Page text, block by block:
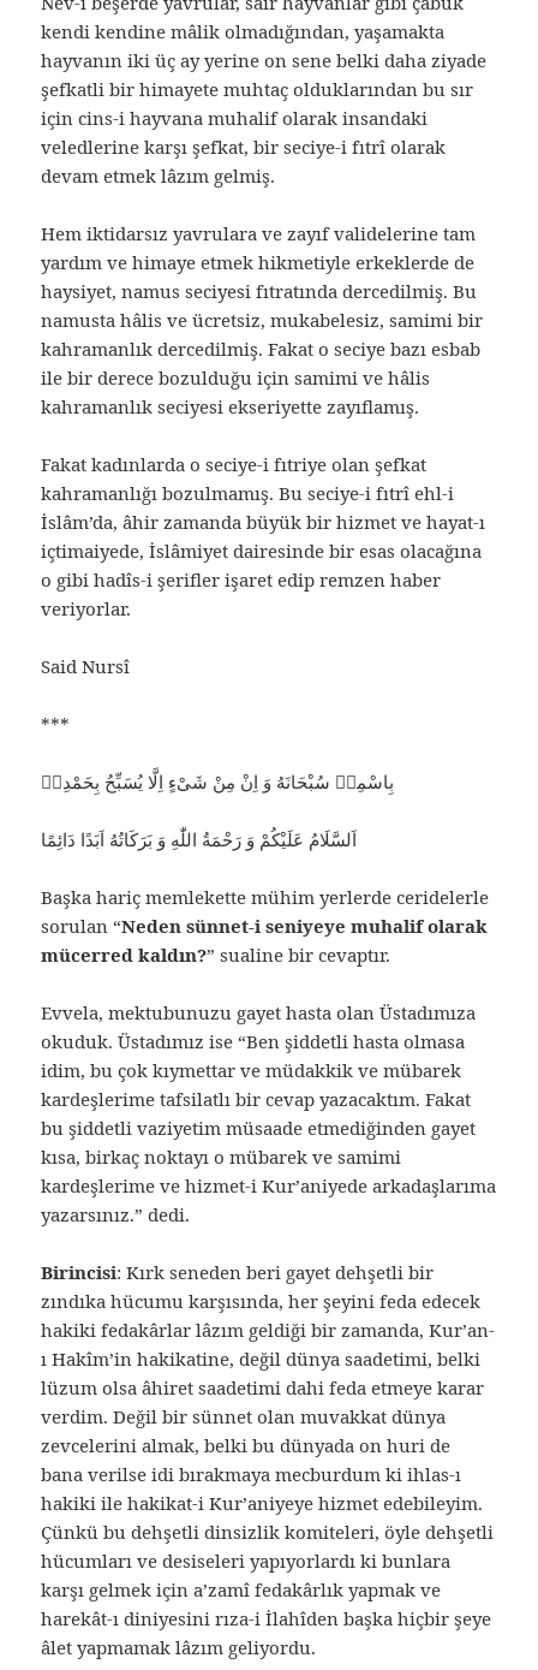
kendi kendine mâlik olmadığından, yaşamakta
hayvanın iki üç ay yerine on sene belki daha ziyade
şefkatli bir himayete muhtaç olduklarından bu sır
için cins-i hayvana muhalif olarak insandaki
veledlerine karşı şefkat, bir seciye-i fıtrî olarak
devam etmek lâzım gelmiş.
Hem iktidarsız yavrulara ve zayıf validelerine tam
yardım ve himaye etmek hikmetiyle erkeklerde de
haysiyet, namus seciyesi fıtratında dercedilmiş. Bu
namusta hâlis ve ücretsiz, mukabelesiz, samimi bir
kahramanlık dercedilmiş. Fakat o seciye bazı esbab
ile bir derece bozulduğu için samimi ve hâlis
kahramanlık seciyesi ekseriyette zayıflamış.
Fakat kadınlarda o seciye-i fıtriye olan şefkat
kahramanlığı bozulmamış. Bu seciye-i fıtrî ehl-i
İslâm’da, âhir zamanda büyük bir hizmet ve hayat-ı
içtimaiyede, İslâmiyet dairesinde bir esas olacağına
o gibi hadîs-i şerifler işaret edip remzen haber
veriyorlar.
Said Nursî
***
بِاسْمِهٖ سُبْحَانَهُ وَ اِنْ مِنْ شَىْءٍ اِلَّا يُسَبِّحُ بِحَمْدِهٖ
اَلسَّلَامُ عَلَيْكُمْ وَ رَحْمَةُ اللّٰهِ وَ بَرَكَاتُهُ اَبَدًا دَائِمًا
Başka hariç memlekette mühim yerlerde ceridelerle
sorulan “Neden sünnet-i seniyeye muhalif olarak
mücerred kaldın?” sualine bir cevaptır.
Evvela, mektubunuzu gayet hasta olan Üstadımıza
okuduk. Üstadımız ise “Ben şiddetli hasta olmasa
idim, bu çok kıymettar ve müdakkik ve mübarek
kardeşlerime tafsilatlı bir cevap yazacaktım. Fakat
bu şiddetli vaziyetim müsaade etmediğinden gayet
kısa, birkaç noktayı o mübarek ve samimi
kardeşlerime ve hizmet-i Kur’aniyede arkadaşlarıma
yazarsınız.” dedi.
Birincisi: Kırk seneden beri gayet dehşetli bir
zındıka hücumu karşısında, her şeyini feda edecek
hakiki fedakârlar lâzım geldiği bir zamanda, Kur’an-
ı Hakîm’in hakikatine, değil dünya saadetimi, belki
lüzum olsa âhiret saadetimi dahi feda etmeye karar
verdim. Değil bir sünnet olan muvakkat dünya
zevcelerini almak, belki bu dünyada on huri de
bana verilse idi bırakmaya mecburdum ki ihlas-ı
hakiki ile hakikat-i Kur’aniyeye hizmet edebileyim.
Çünkü bu dehşetli dinsizlik komiteleri, öyle dehşetli
hücumları ve desiseleri yapıyorlardı ki bunlara
karşı gelmek için a’zamî fedakârlık yapmak ve
harekât-ı diniyesini rıza-i İlahîden başka hiçbir şeye
âlet yapmamak lâzım geliyordu.